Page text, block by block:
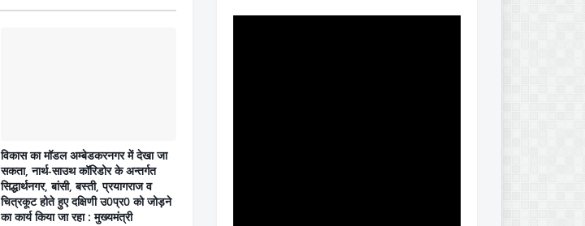
विकास का मॉडल अम्बेडकरनगर में देखा जा
सकता, नार्थ-साउथ कॉरिडोर के अन्तर्गत
सिद्धार्थनगर, बांसी, बस्ती, प्रयागराज व
चित्रकूट होते हुए दक्षिणी उ0प्र0 को जोड़ने
का कार्य किया जा रहा : मुख्यमंत्री